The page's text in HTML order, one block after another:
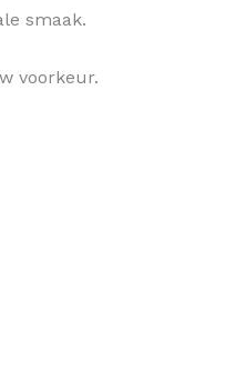
smaak.
voorkeur.